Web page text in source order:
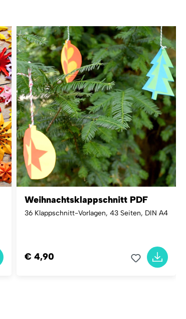
Weihnachtsklappschnitt PDF
36 Klappschnitt-Vorlagen, 43 Seiten, DIN A4
€ 4,90